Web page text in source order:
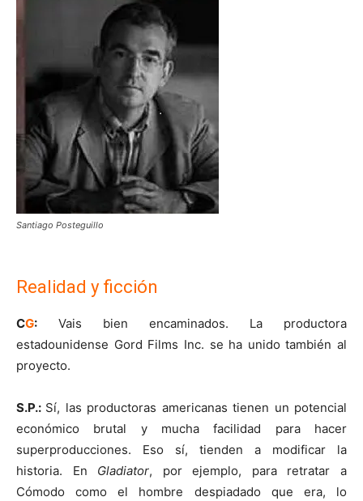
Santiago Posteguillo
Realidad y ficción
CG: Vais bien encaminados. La productora
estadounidense Gord Films Inc. se ha unido también al
proyecto.
S.P.: Sí, las productoras americanas tienen un potencial
económico brutal y mucha facilidad para hacer
superproducciones. Eso sí, tienden a modificar la
historia. En Gladiator, por ejemplo, para retratar a
Cómodo como el hombre despiadado que era, lo